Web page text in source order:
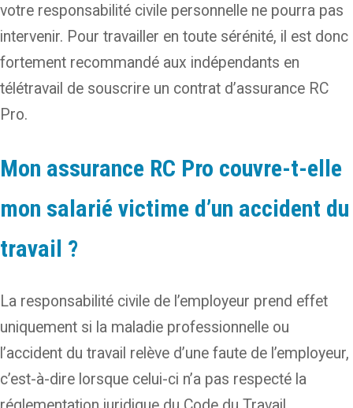
votre responsabilité civile personnelle ne pourra pas
intervenir. Pour travailler en toute sérénité, il est donc
fortement recommandé aux indépendants en
télétravail de souscrire un contrat d’assurance RC
Pro.
Mon assurance RC Pro couvre-t-elle
mon salarié victime d’un accident du
travail ?
La responsabilité civile de l’employeur prend effet
uniquement si la maladie professionnelle ou
l’accident du travail relève d’une faute de l’employeur,
c’est-à-dire lorsque celui-ci n’a pas respecté la